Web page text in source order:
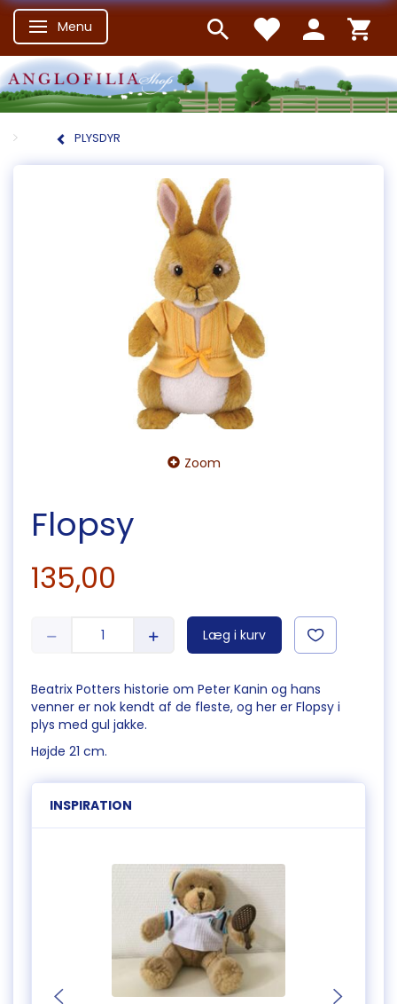
Skifte navigation
Menu
PLYSDYR
Zoom
Flopsy
135,00
Læg i kurv
Beatrix Potters historie om Peter Kanin og hans
venner er nok kendt af de fleste, og her er Flopsy i
plys med gul jakke.
Højde 21 cm.
INSPIRATION